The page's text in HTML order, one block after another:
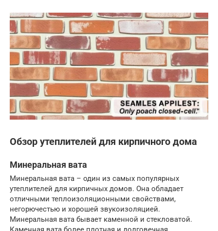
Обзор утеплителей для кирпичного дома
Минеральная вата
Минеральная вата – один из самых популярных
утеплителей для кирпичных домов. Она обладает
отличными теплоизоляционными свойствами,
негорючестью и хорошей звукоизоляцией.
Минеральная вата бывает каменной и стекловатой.